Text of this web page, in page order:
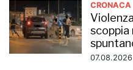
CRONACA
scoppia